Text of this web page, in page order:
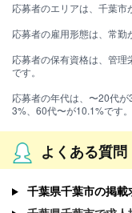
応募者のエリアは、千葉市
応募者の雇用形態は、常勤
応募者の保有資格は、管
です。
応募者の年代は、〜20代
3%、60代〜が10.1%です。
よくある質問
千葉県千葉市の掲載